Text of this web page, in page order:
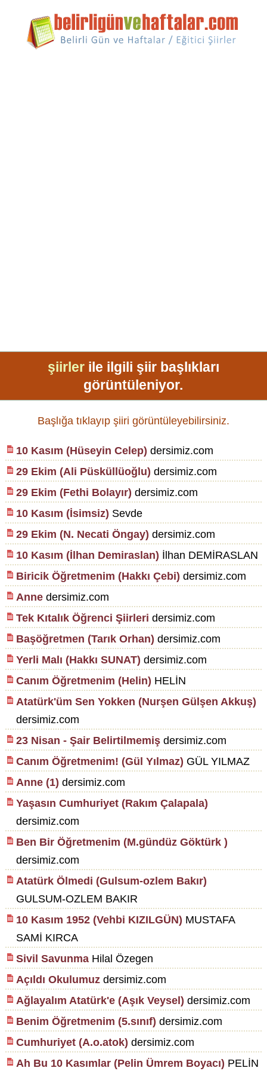
şiirlerile ilgili şiir başlıkları
görüntüleniyor.
Başlığa tıklayıp şiiri görüntüleyebilirsiniz.
10 Kasım (Hüseyin Celep) dersimiz.com
29 Ekim (Ali Püsküllüoğlu) dersimiz.com
29 Ekim (Fethi Bolayır) dersimiz.com
10 Kasım (İsimsiz) Sevde
29 Ekim (N. Necati Öngay) dersimiz.com
10 Kasım (İlhan Demiraslan) İlhan DEMİRASLAN
Biricik Öğretmenim (Hakkı Çebi) dersimiz.com
Annedersimiz.com
Tek Kıtalık Öğrenci Şiirleri dersimiz.com
Başöğretmen (Tarık Orhan) dersimiz.com
Yerli Malı (Hakkı SUNAT) dersimiz.com
Canım Öğretmenim (Helin) HELİN
Atatürk'üm Sen Yokken (Nurşen Gülşen Akkuş)
dersimiz.com
23 Nisan - Şair Belirtilmemişdersimiz.com
Canım Öğretmenim! (Gül Yılmaz) GÜL YILMAZ
Anne (1) dersimiz.com
Yaşasın Cumhuriyet (Rakım Çalapala)
dersimiz.com
Ben Bir Öğretmenim (M.gündüz Göktürk )
dersimiz.com
Atatürk Ölmedi (Gulsum-ozlem Bakır)
GULSUM-OZLEM BAKIR
10 Kasım 1952 (Vehbi KIZILGÜN) MUSTAFA
SAMİ KIRCA
Sivil SavunmaHilal Özegen
Açıldı Okulumuzdersimiz.com
Ağlayalım Atatürk'e (Aşık Veysel) dersimiz.com
Benim Öğretmenim (5.sınıf) dersimiz.com
Cumhuriyet (A.o.atok) dersimiz.com
Ah Bu 10 Kasımlar (Pelin Ümrem Boyacı) PELİN